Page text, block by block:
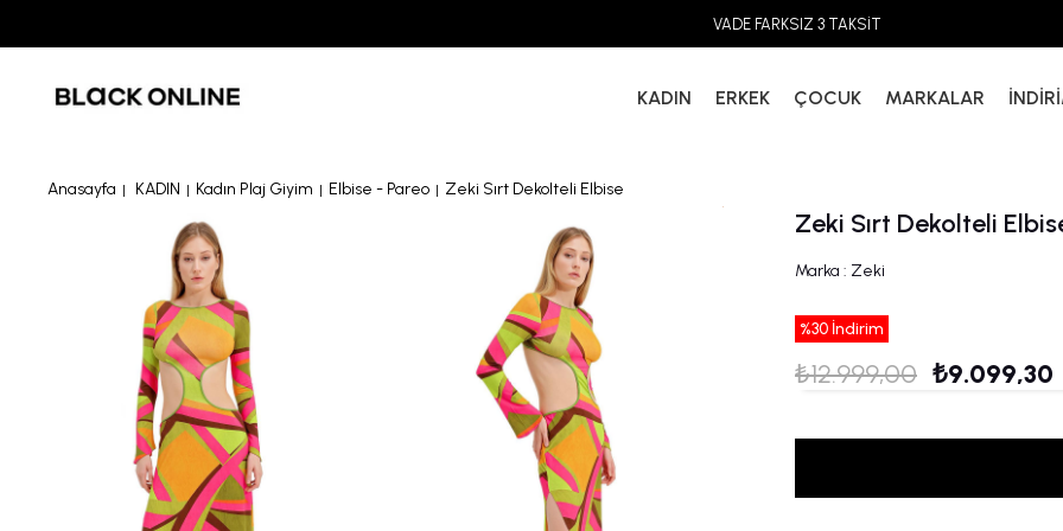
VADE FARKSIZ 3 TAKSİT
KADIN ERKEK ÇOCUK MARKALAR
Anasayfa KADIN Kadın Plaj Giyim Elbise - Pareo Zeki Sırt Dekolteli Elbise
Zeki Sırt Dekolteli
Marka : Zeki
%30 İndirim
₺12.999,00 ₺9.099,30